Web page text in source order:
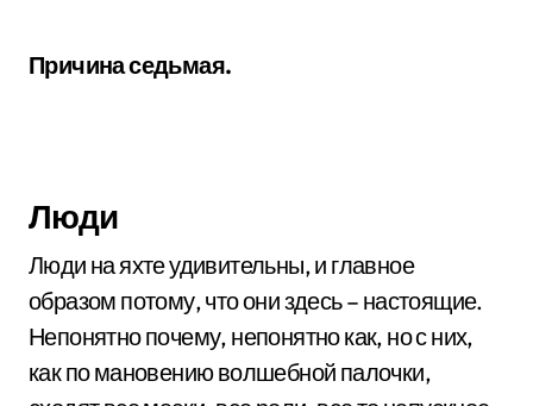
Причина седьмая.
Люди
Люди на яхте удивительны, и главное
образом потому, что они здесь – настоящие.
Непонятно почему, непонятно как, но с них,
как по мановению волшебной палочки,